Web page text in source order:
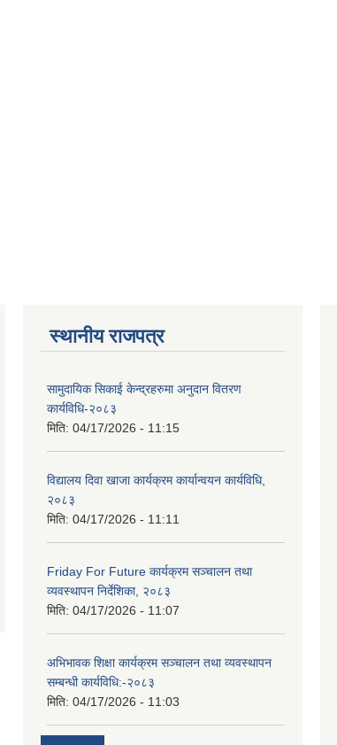
स्थानीय राजपत्र
सामुदायिक सिकाई केन्द्रहरुमा अनुदान वितरण
कार्यविधि-२०८३
मिति: 04/17/2026 - 11:15
विद्यालय दिवा खाजा कार्यक्रम कार्यान्वयन कार्यविधि,
२०८३
मिति: 04/17/2026 - 11:11
Friday For Future कार्यक्रम सञ्चालन तथा
व्यवस्थापन निर्देशिका, २०८३
मिति: 04/17/2026 - 11:07
अभिभावक शिक्षा कार्यक्रम सञ्चालन तथा व्यवस्थापन
सम्बन्धी कार्यविधि:-२०८३
मिति: 04/17/2026 - 11:03